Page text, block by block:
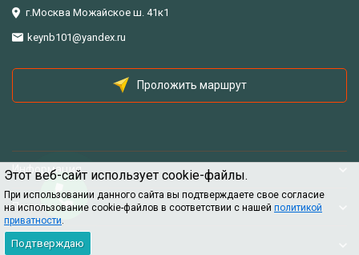
Этот веб-сайт использует cookie-файлы.
При использовании данного сайта вы подтверждаете свое согласие
на использование cookie-файлов в соответствии с нашей политикой
приватности.
Подтверждаю
г.Москва Можайское ш. 41к1
keynb101@yandex.ru
Проложить маршрут
Информация
Помощь
Информация